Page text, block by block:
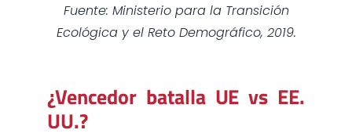
Fuente: Ministerio para la Transición
Ecológica y el Reto Demográfico, 2019.
¿Vencedor batalla UE vs EE.
UU.?